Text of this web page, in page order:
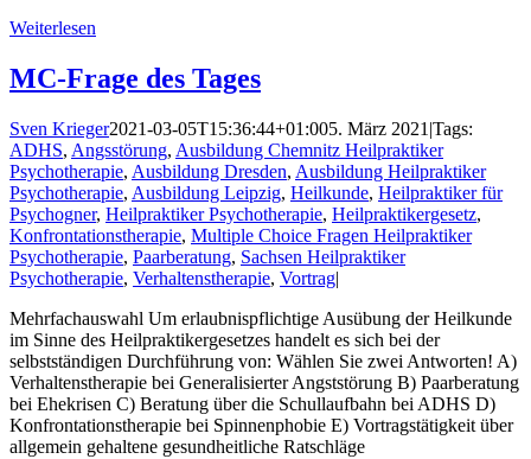
Weiterlesen
MC-Frage des Tages
Sven Krieger2021-03-05T15:36:44+01:005. März 2021 |Tags:
ADHS, Angsstörung, Ausbildung Chemnitz Heilpraktiker
Psychotherapie, Ausbildung Dresden, Ausbildung Heilpraktiker
Psychotherapie, Ausbildung Leipzig, Heilkunde, Heilpraktiker für
Psychogner, Heilpraktiker Psychotherapie, Heilpraktikergesetz,
Konfrontationstherapie, Multiple Choice Fragen Heilpraktiker
Psychotherapie, Paarberatung, Sachsen Heilpraktiker
Psychotherapie, Verhaltenstherapie, Vortrag|
Mehrfachauswahl Um erlaubnispflichtige Ausübung der Heilkunde
im Sinne des Heilpraktikergesetzes handelt es sich bei der
selbstständigen Durchführung von: Wählen Sie zwei Antworten! A)
Verhaltenstherapie bei Generalisierter Angststörung B) Paarberatung
bei Ehekrisen C) Beratung über die Schullaufbahn bei ADHS D)
Konfrontationstherapie bei Spinnenphobie E) Vortragstätigkeit über
allgemein gehaltene gesundheitliche Ratschläge